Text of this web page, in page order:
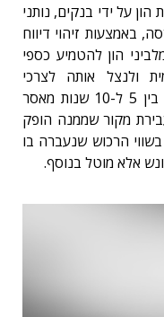
על ידי בנקים, נותני
באמצעות זיהוי דיווח
הון להטמיע כספי
ולנצל אותה לצרכי
פעילותם, לצד ענישה מחמירה שנעה בין 5 ל-10 שנות מאסר
מקור שממנה הופק
הרכוש שנעברה בו
אלא מוטל בנוסף.